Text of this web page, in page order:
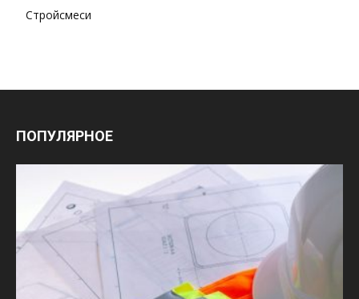
Стройсмеси
ПОПУЛЯРНОЕ